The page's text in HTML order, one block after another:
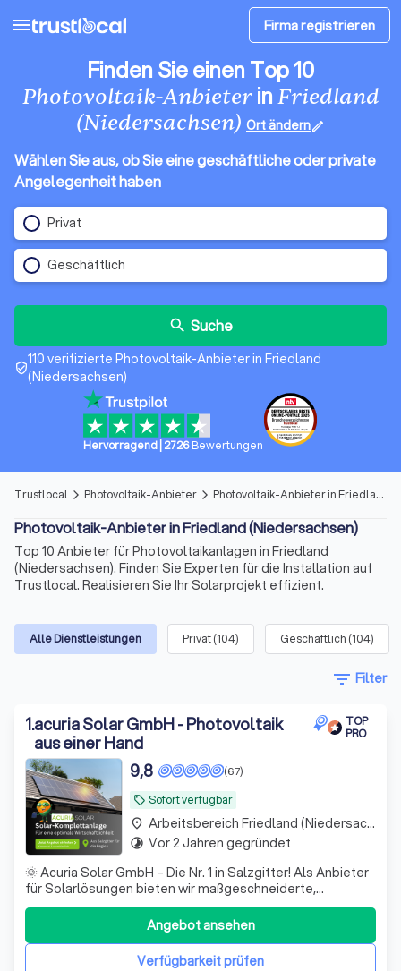
menu Firma registrieren
Finden Sie einen Top 10
Photovoltaik-AnbieterinFriedland
(Niedersachsen) Ort ändernedit
Wählen Sie aus, ob Sie eine geschäftliche oder private
Angelegenheit haben
Privat
Geschäftlich
search Suche
verified_user
110 verifizierte Photovoltaik-Anbieter in Friedland
(Niedersachsen)
Hervorragend 2726Bewertungen
Trustlocal arrow_forward_ios Photovoltaik-Anbieter arrow_forward_ios Photovoltaik-Anbieter in Friedland (Niedersachsen)
Photovoltaik-Anbieter in Friedland (Niedersachsen)
Top 10 Anbieter für Photovoltaikanlagen in Friedland
(Niedersachsen). Finden Sie Experten für die Installation auf
Trustlocal. Realisieren Sie Ihr Solarprojekt effizient.
Alle Dienstleistungen Privat(104) Geschäftlich (104)
filter_list Filter
1.acuria Solar GmbH - Photovoltaik
aus einer Hand
TOP
PRO
local_offer Sofort verfügbar
(67)
9,8
🌞 Acuria Solar GmbH – Die Nr. 1 in Salzgitter! Als Anbieter
für Solarlösungen bieten wir maßgeschneiderte,
nachhaltige Energiekonzepte.Vertrauen Sie auf uns &
gestalten Sie Ihre Zukunft grün!🌍🔋
Verfügbarkeit prüfen
Angebot ansehen
place Arbeitsbereich Friedland (Niedersachsen)
timelapse Vor 2 Jahren gegründet